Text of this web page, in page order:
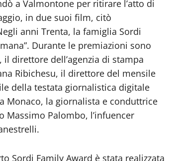
a Valmontone per ritirare l’atto di
in due suoi film, citò
anni Trenta, la famiglia Sordi
Durante le premiazioni sono
direttore dell’agenzia di stampa
Ribichesu, il direttore del mensile
della testata giornalistica digitale
Monaco, la giornalista e conduttrice
Palombo, l’infuencer
Sordi Family Award è stata realizzata